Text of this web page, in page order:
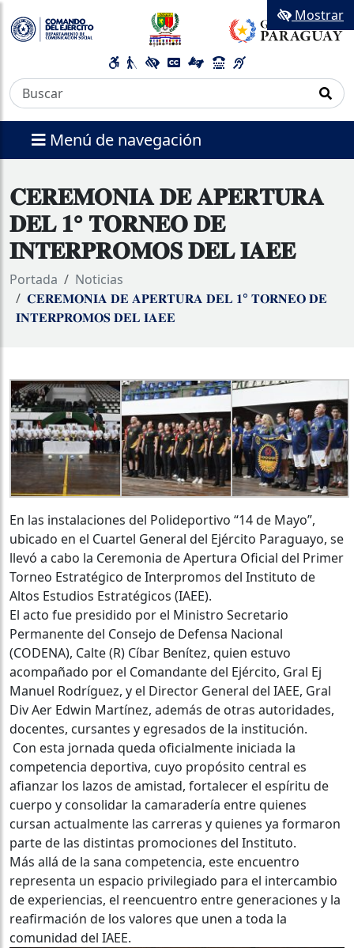
Menú de navegación
Mostrar
𝐂𝐄𝐑𝐄𝐌𝐎𝐍𝐈𝐀 𝐃𝐄 𝐀𝐏𝐄𝐑𝐓𝐔𝐑𝐀
𝐃𝐄𝐋 𝟏° 𝐓𝐎𝐑𝐍𝐄𝐎 𝐃𝐄
𝐈𝐍𝐓𝐄𝐑𝐏𝐑𝐎𝐌𝐎𝐒 𝐃𝐄𝐋 𝐈𝐀𝐄𝐄
Portada
Noticias
𝐂𝐄𝐑𝐄𝐌𝐎𝐍𝐈𝐀 𝐃𝐄 𝐀𝐏𝐄𝐑𝐓𝐔𝐑𝐀 𝐃𝐄𝐋 𝟏° 𝐓𝐎𝐑𝐍𝐄𝐎 𝐃𝐄
𝐈𝐍𝐓𝐄𝐑𝐏𝐑𝐎𝐌𝐎𝐒 𝐃𝐄𝐋 𝐈𝐀𝐄𝐄
En las instalaciones del Polideportivo “14 de Mayo”,
ubicado en el Cuartel General del Ejército Paraguayo, se
llevó a cabo la Ceremonia de Apertura Oficial del Primer
Torneo Estratégico de Interpromos del Instituto de
Altos Estudios Estratégicos (IAEE).
El acto fue presidido por el Ministro Secretario
Permanente del Consejo de Defensa Nacional
(CODENA), Calte (R) Cíbar Benítez, quien estuvo
acompañado por el Comandante del Ejército, Gral Ej
Manuel Rodríguez, y el Director General del IAEE, Gral
Div Aer Edwin Martínez, además de otras autoridades,
docentes, cursantes y egresados de la institución.
Con esta jornada queda oficialmente iniciada la
competencia deportiva, cuyo propósito central es
afianzar los lazos de amistad, fortalecer el espíritu de
cuerpo y consolidar la camaradería entre quienes
cursan actualmente las carreras y quienes ya formaron
parte de las distintas promociones del Instituto.
Más allá de la sana competencia, este encuentro
representa un espacio privilegiado para el intercambio
de experiencias, el reencuentro entre generaciones y la
reafirmación de los valores que unen a toda la
comunidad del IAEE.